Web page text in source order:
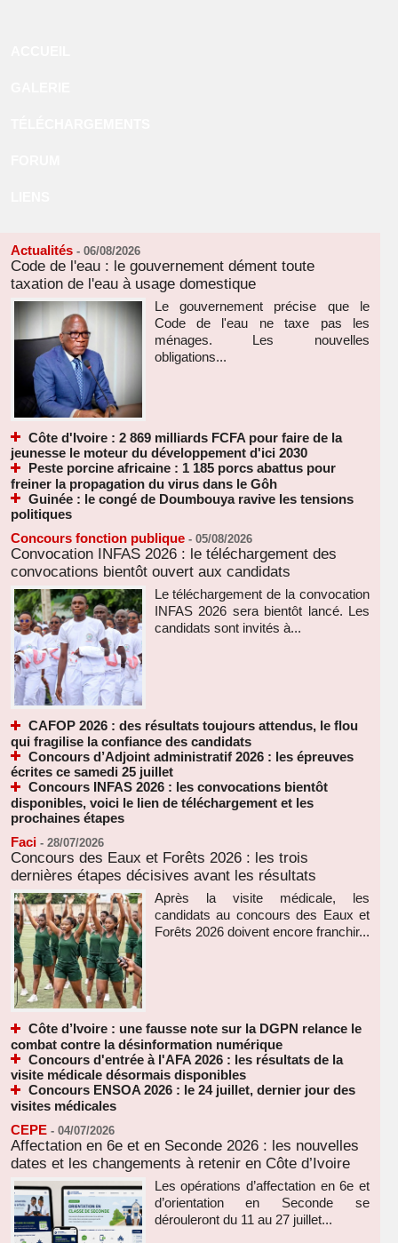
Actualités - 06/08/2026
Code de l'eau : le gouvernement dément toute
taxation de l'eau à usage domestique
Le gouvernement précise que le
Code de l'eau ne taxe pas les
ménages. Les nouvelles
obligations...
Côte d'Ivoire : 2 869 milliards FCFA pour faire de la
jeunesse le moteur du développement d'ici 2030
Peste porcine africaine : 1 185 porcs abattus pour
freiner la propagation du virus dans le Gôh
Guinée : le congé de Doumbouya ravive les tensions
politiques
Concours fonction publique - 05/08/2026
Convocation INFAS 2026 : le téléchargement des
convocations bientôt ouvert aux candidats
Le téléchargement de la convocation
INFAS 2026 sera bientôt lancé. Les
candidats sont invités à...
CAFOP 2026 : des résultats toujours attendus, le flou
qui fragilise la confiance des candidats
Concours d’Adjoint administratif 2026 : les épreuves
écrites ce samedi 25 juillet
Concours INFAS 2026 : les convocations bientôt
disponibles, voici le lien de téléchargement et les
prochaines étapes
Faci - 28/07/2026
Concours des Eaux et Forêts 2026 : les trois
dernières étapes décisives avant les résultats
Après la visite médicale, les
candidats au concours des Eaux et
Forêts 2026 doivent encore franchir...
Côte d’Ivoire : une fausse note sur la DGPN relance le
combat contre la désinformation numérique
Concours d'entrée à l'AFA 2026 : les résultats de la
visite médicale désormais disponibles
Concours ENSOA 2026 : le 24 juillet, dernier jour des
visites médicales
CEPE - 04/07/2026
Affectation en 6e et en Seconde 2026 : les nouvelles
dates et les changements à retenir en Côte d’Ivoire
Les opérations d’affectation en 6e et
d’orientation en Seconde se
dérouleront du 11 au 27 juillet...